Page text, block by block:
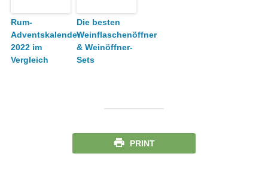
Rum-
Adventskalender
2022 im
Vergleich
Die besten
Weinflaschenöffner
& Weinöffner-
Sets
PRINT